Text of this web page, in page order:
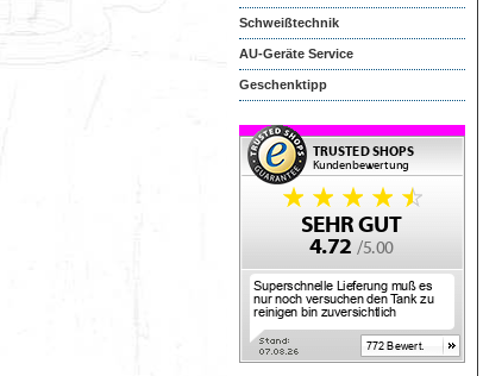
Schweißtechnik
AU-Geräte Service
Geschenktipp